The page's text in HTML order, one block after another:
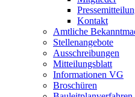
Kontakt
Amtliche
Stellenangebote
Ausschreibungen
Mitteilungsblatt
Informationen VG
Broschüren